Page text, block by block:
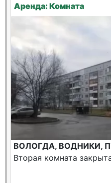
Аренда: Комната
ВОЛОГДА, ВОДНИКИ,
Вторая комната